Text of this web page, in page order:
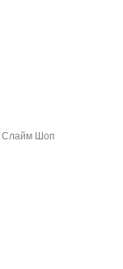
Слайм Шоп